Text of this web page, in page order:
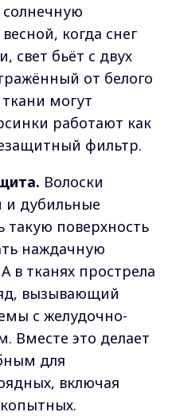
когда снег
свет бьёт с двух
от белого
могут
работают как
фильтр.
Волоски
и дубильные
такую поверхность
наждачную
в тканях прострела
вызывающий
с желудочно-
Вместе это делает
для
включая